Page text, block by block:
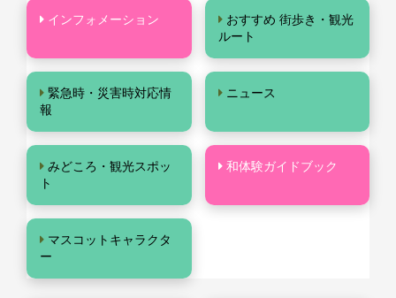
インフォメーション
おすすめ 街歩き・観光
ルート
緊急時・災害時対応情
報
ニュース
みどころ・観光スポッ
ト
和体験ガイドブック
マスコットキャラクタ
ー